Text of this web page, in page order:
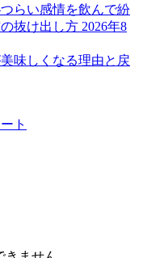
らい感情を飲んで紛
抜け出し方 2026年8
味しくなる理由と戻
ト